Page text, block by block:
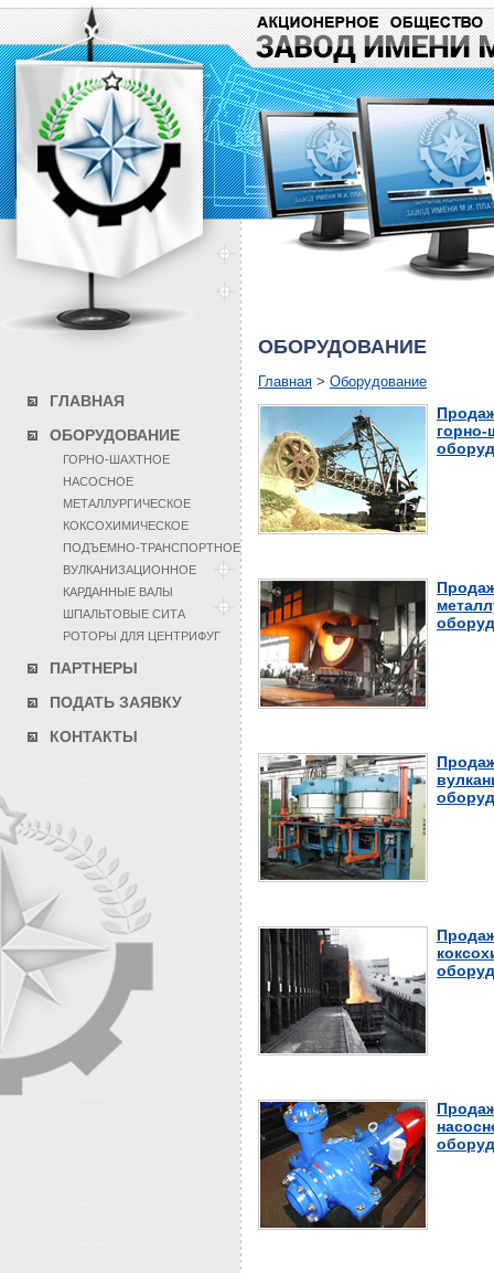
ГЛАВНАЯ
ОБОРУДОВАНИЕ
ГОРНО-ШАХТНОЕ
НАСОСНОЕ
МЕТАЛЛУРГИЧЕСКОЕ
КОКСОХИМИЧЕСКОЕ
ПОДЪЕМНО-ТРАНСПОРТНОЕ
ВУЛКАНИЗАЦИОННОЕ
КАРДАННЫЕ ВАЛЫ
ШПАЛЬТОВЫЕ СИТА
РОТОРЫ ДЛЯ ЦЕНТРИФУГ
ПАРТНЕРЫ
ПОДАТЬ ЗАЯВКУ
КОНТАКТЫ
ОБОРУДОВАНИЕ
Главная > Оборудование
горно-